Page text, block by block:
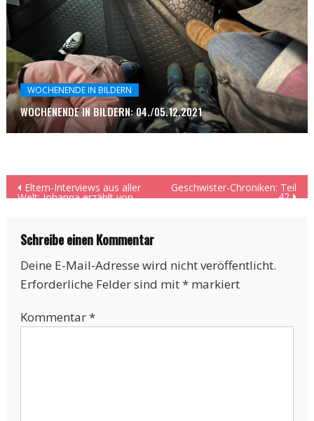
WOCHENENDE IN BILDERN
WOCHENENDE IN BILDERN: 04./05.12.2021
Beitragsnavigation
Eltern-Interviews aus aller
Welt: Johanna erzählt von
Geschwister-Chroniken: Teil
42
Schreibe einen Kommentar
Deine E-Mail-Adresse wird nicht veröffentlicht.
Erforderliche Felder sind mit*markiert
Kommentar*